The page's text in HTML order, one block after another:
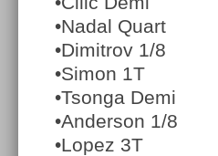
•Nadal Quart
•Dimitrov 1/8
•Simon 1T
•Tsonga Demi
•Anderson 1/8
•Lopez 3T